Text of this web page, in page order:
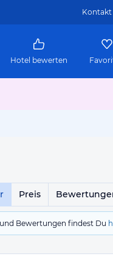
Kontakt
Hotel bewerten
Preis
Bewertungen findest Du